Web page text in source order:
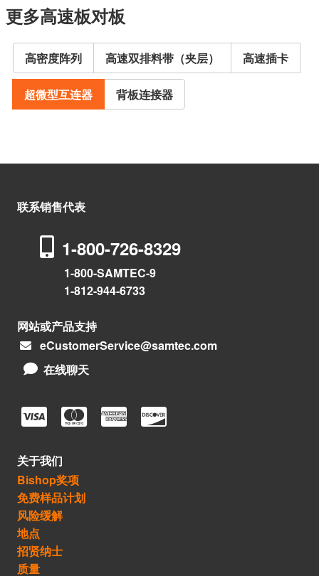
更多高速板对板
高密度阵列 高速双排料带（夹层） 高速插卡
超微型互连器 背板连接器
联系销售代表
1-800-726-8329
1-800-SAMTEC-9
1-812-944-6733
网站或产品支持
eCustomerService@samtec.com
在线聊天
关于我们
Bishop奖项
免费样品计划
风险缓解
地点
招贤纳士
质量